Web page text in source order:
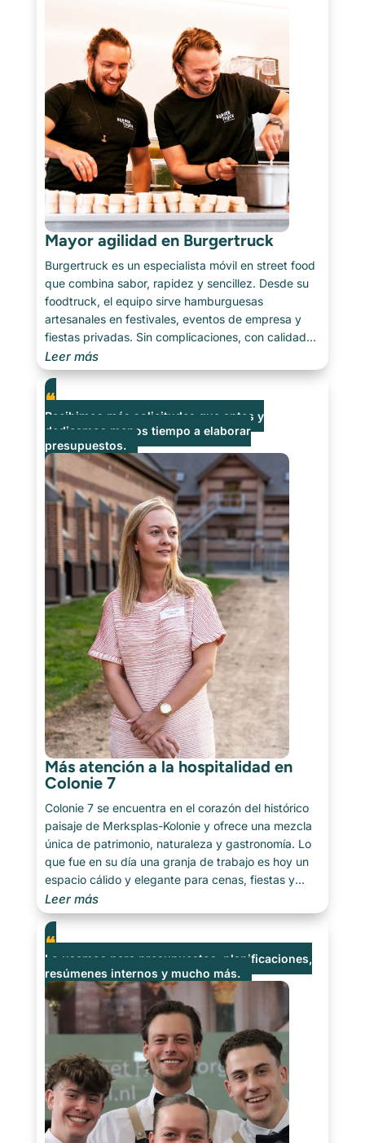
Mayor agilidad en Burgertruck
Burgertruck es un especialista móvil en street food
que combina sabor, rapidez y sencillez. Desde su
foodtruck, el equipo sirve hamburguesas
artesanales en festivales, eventos de empresa y
fiestas privadas. Sin complicaciones, con calidad
— y un enfoque práctico que encaja con el ritmo
ágil de [...]
Leer más
Recibimos más solicitudes que antes y
dedicamos menos tiempo a elaborar
presupuestos.
Más atención a la hospitalidad en
Colonie 7
Colonie 7 se encuentra en el corazón del histórico
paisaje de Merksplas-Kolonie y ofrece una mezcla
única de patrimonio, naturaleza y gastronomía. Lo
que fue en su día una granja de trabajo es hoy un
espacio cálido y elegante para cenas, fiestas y
reuniones de empresa. Cada visita [...]
Leer más
Lo usamos para presupuestos, planificaciones,
resúmenes internos y mucho más.